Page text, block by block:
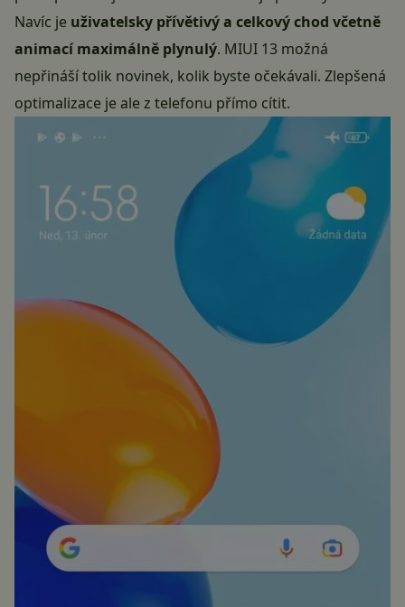
Navíc je uživatelsky přívětivý a celkový chod včetně
animací maximálně plynulý. MIUI 13 možná
nepřináší tolik novinek, kolik byste očekávali. Zlepšená
optimalizace je ale z telefonu přímo cítit.